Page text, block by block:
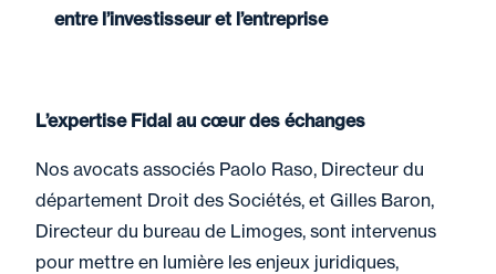
entre l’investisseur et l’entreprise
L’expertise Fidal au cœur des échanges
Nos avocats associés Paolo Raso, Directeur du
département Droit des Sociétés, et Gilles Baron,
Directeur du bureau de Limoges, sont intervenus
pour mettre en lumière les enjeux juridiques,